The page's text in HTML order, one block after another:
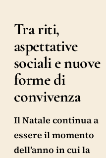
Tra riti,
aspettative
sociali e nuove
forme di
convivenza
Il Natale continua a
essere il momento
dell’anno in cui la